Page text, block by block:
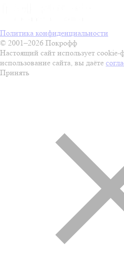
Политика конфиденциальности
© 2001–2026 Покрофф
Настоящий сайт использует
использование сайта, вы даёте
Принять